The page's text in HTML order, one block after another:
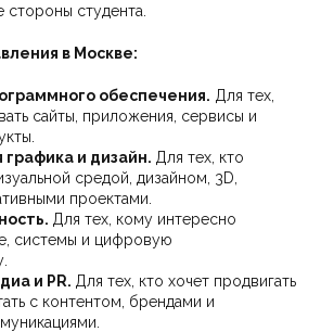
стороны студента.
в Москве:
обеспечения. Для тех,
сайты, приложения, сервисы и
и дизайн. Для тех, кто
средой, дизайном, 3D,
проектами.
Для тех, кому интересно
системы и цифровую
и PR. Для тех, кто хочет продвигать
с контентом, брендами и